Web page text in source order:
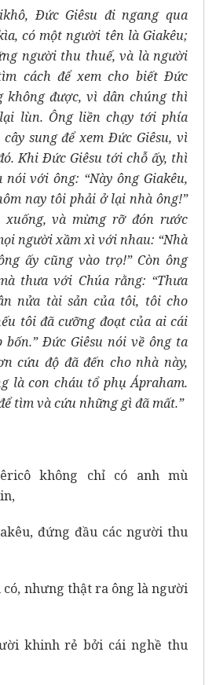
Ðức Giêsu đi ngang qua
có một người tên là Giakêu;
người thu thuế, và là người
cách để xem cho biết Ðức
không được, vì dân chúng thì
lùn. Ông liền chạy tới phía
sung để xem Ðức Giêsu, vì
Khi Ðức Giêsu tới chỗ ấy, thì
với ông: “Này ông Giakêu,
nay tôi phải ở lại nhà ông!”
và mừng rỡ đón rước
người xầm xì với nhau: “Nhà
ấy cũng vào trọ!” Còn ông
thưa với Chúa rằng: “Thưa
nửa tài sản của tôi, tôi cho
tôi đã cưỡng đoạt của ai cái
Ðức Giêsu nói về ông ta
cứu độ đã đến cho nhà này,
là con cháu tổ phụ Ápraham.
tìm và cứu những gì đã mất.”
không chỉ có anh mù
đứng đầu các người thu
nhưng thật ra ông là người
khinh rẻ bởi cái nghề thu